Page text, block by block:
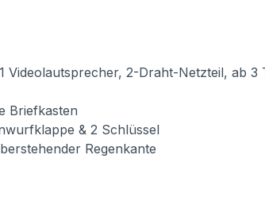
Videolautsprecher, 2-Draht-Netzteil, ab
Briefkasten
& 2 Schlüssel
Regenkante